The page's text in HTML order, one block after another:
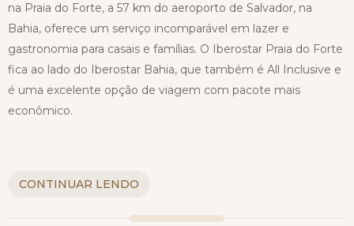
na Praia do Forte, a 57 km do aeroporto de Salvador, na
Bahia, oferece um serviço incomparável em lazer e
gastronomia para casais e famílias. O Iberostar Praia do Forte
fica ao lado do Iberostar Bahia, que também é All Inclusive e
é uma excelente opção de viagem com pacote mais
econômico.
Lindas piscinas com bar molhado, deslumbrante praia,
CONTINUAR LENDO